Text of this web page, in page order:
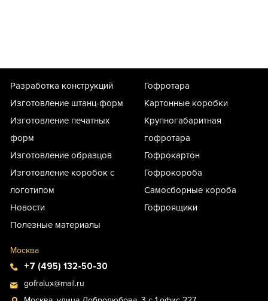
Разработка конструкций
Изготовление штанц-форм
Изготовление печатных
форм
Изготовление образцов
Изготовление коробок с
логотипом
Новости
Полезные материалы
Гофротара
Картонные коробки
Крупногабаритная
гофротара
Гофрокартон
Гофрокороба
Самосборные короба
Гофроящики
Москва
+7 (495) 132-50-30
gofralux@mail.ru